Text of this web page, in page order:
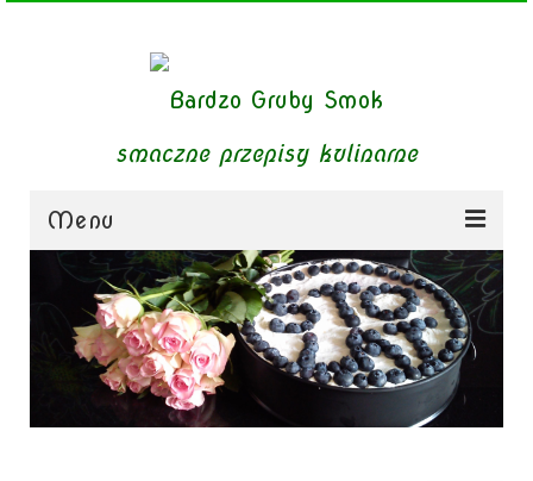
smaczne przepisy kulinarne
Menu
zupy
obiady
dania mięsne
dania bezmięsne